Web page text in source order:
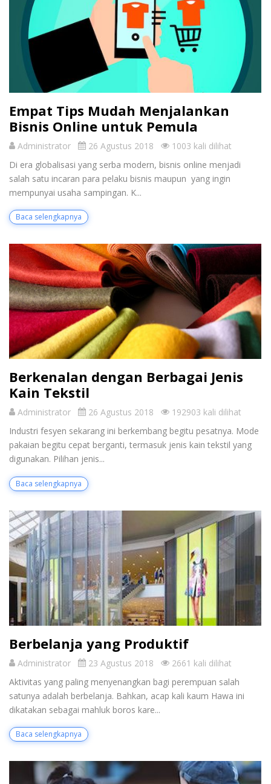
Empat Tips Mudah Menjalankan
Bisnis Online untuk Pemula
Administrator 26 Agustus 2018
1003 kali dilihat
Di era globalisasi yang serba modern, bisnis online menjadi
salah satu incaran para pelaku bisnis maupun yang ingin
mempunyai usaha sampingan. K...
Baca selengkapnya
Berkenalan dengan Berbagai Jenis
Kain Tekstil
Administrator 26 Agustus 2018
192903 kali dilihat
Industri fesyen sekarang ini berkembang begitu pesatnya. Mode
pakaian begitu cepat berganti, termasuk jenis kain tekstil yang
digunakan. Pilihan jenis...
Baca selengkapnya
Berbelanja yang Produktif
Administrator 23 Agustus 2018
2661 kali dilihat
Aktivitas yang paling menyenangkan bagi perempuan salah
satunya adalah berbelanja. Bahkan, acap kali kaum Hawa ini
dikatakan sebagai mahluk boros kare...
Baca selengkapnya